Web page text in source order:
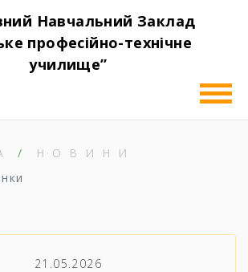
Навчальний Заклад
професійно-технічне
училище”
НОВИНИ
21.05.2026